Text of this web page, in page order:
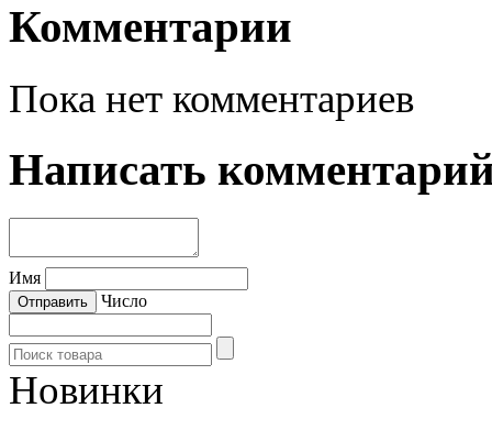
Комментарии
Пока нет комментариев
Написать
Имя
Число
Новинки